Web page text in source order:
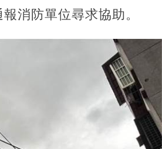
消防單位尋求協助。